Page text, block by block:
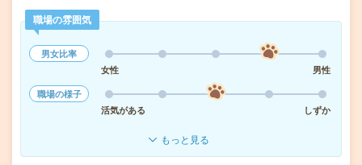
職場の雰囲気
男女比率
女性
男性
職場の様子
活気がある
しずか
もっと見る